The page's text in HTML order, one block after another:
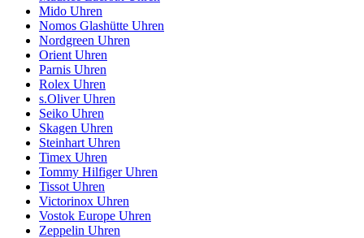
Mido Uhren
Nomos Glashütte Uhren
Nordgreen Uhren
Orient Uhren
Parnis Uhren
Rolex Uhren
s.Oliver Uhren
Seiko Uhren
Skagen Uhren
Steinhart Uhren
Timex Uhren
Tommy Hilfiger Uhren
Tissot Uhren
Victorinox Uhren
Vostok Europe Uhren
Zeppelin Uhren